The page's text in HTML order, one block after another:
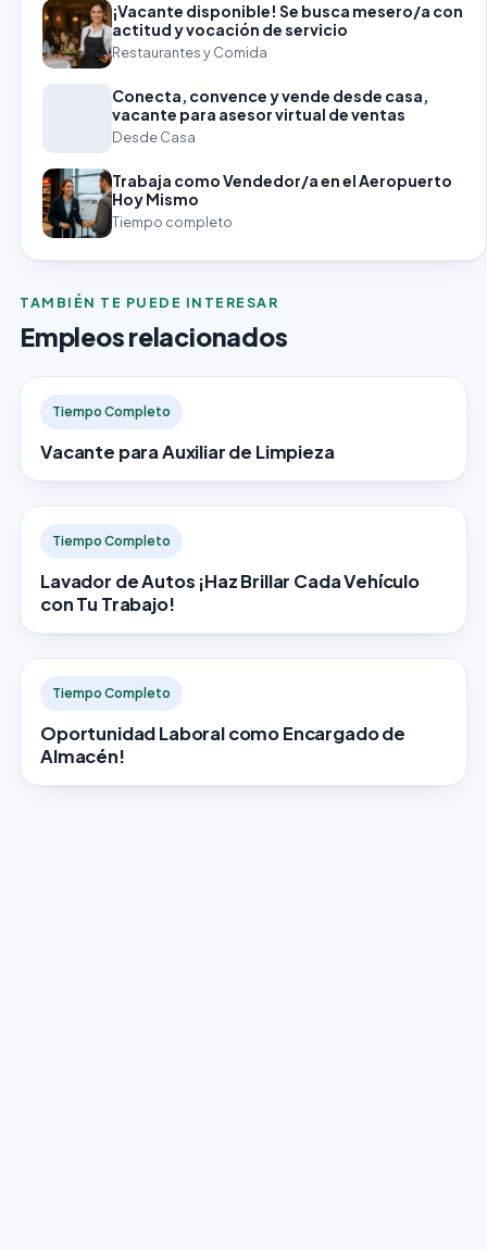
¡Vacante disponible! Se busca mesero/a con
actitud y vocación de servicio
Restaurantes y Comida
Conecta, convence y vende desde casa,
vacante para asesor virtual de ventas
Desde Casa
Trabaja como Vendedor/a en el Aeropuerto
Hoy Mismo
Tiempo completo
TAMBIÉN TE PUEDE INTERESAR
Empleos relacionados
Tiempo Completo
Vacante para Auxiliar de Limpieza
Tiempo Completo
Lavador de Autos ¡Haz Brillar Cada Vehículo
con Tu Trabajo!
Tiempo Completo
Oportunidad Laboral como Encargado de
Almacén!